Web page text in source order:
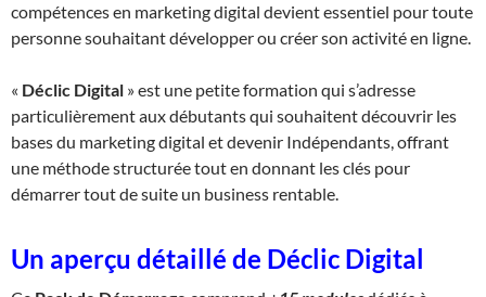
compétences en marketing digital devient essentiel pour toute
personne souhaitant développer ou créer son activité en ligne.
« Déclic Digital » est une petite formation qui s’adresse
particulièrement aux débutants qui souhaitent découvrir les
bases du marketing digital et devenir Indépendants, offrant
une méthode structurée tout en donnant les clés pour
démarrer tout de suite un business rentable.
Un aperçu détaillé de Déclic Digital